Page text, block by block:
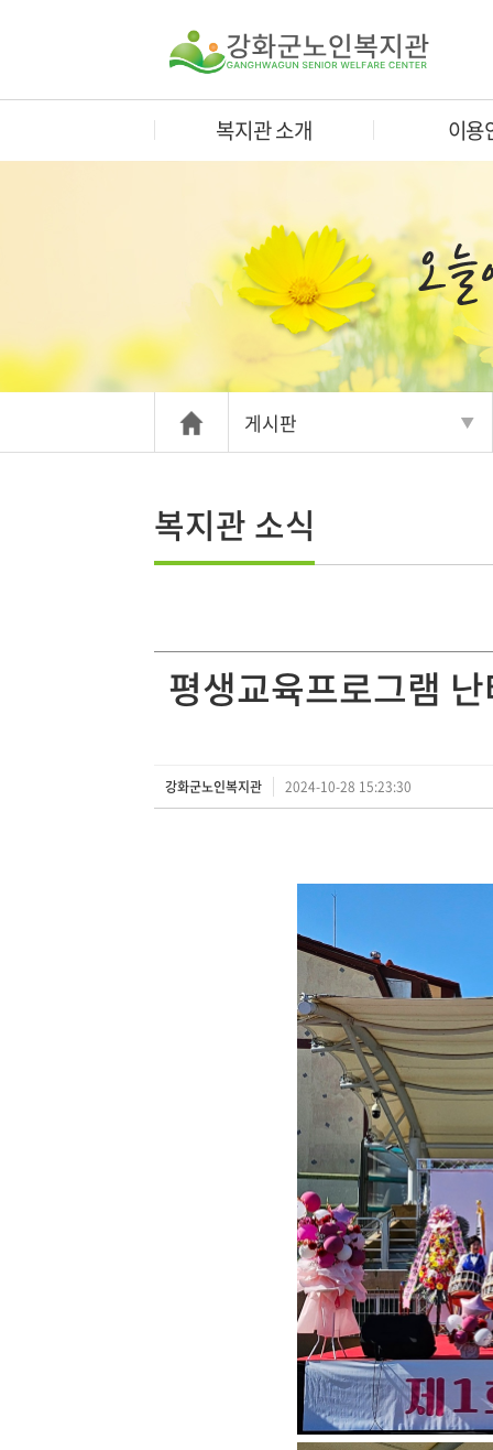
복지관 소개 이용
게시판
복지관 소식
평생교육프로그램
강화군노인복지관 2024-10-28 15:23:30